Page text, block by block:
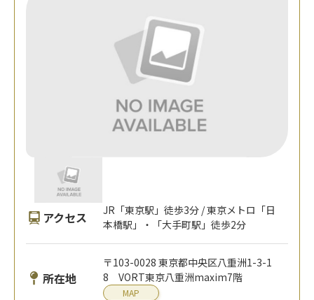
アクセス
JR「東京駅」徒歩3分 / 東京メトロ「日
本橋駅」・「大手町駅」徒歩2分
所在地
〒103-0028 東京都中央区八重洲1-3-1
8 VORT東京八重洲maxim7階
MAP